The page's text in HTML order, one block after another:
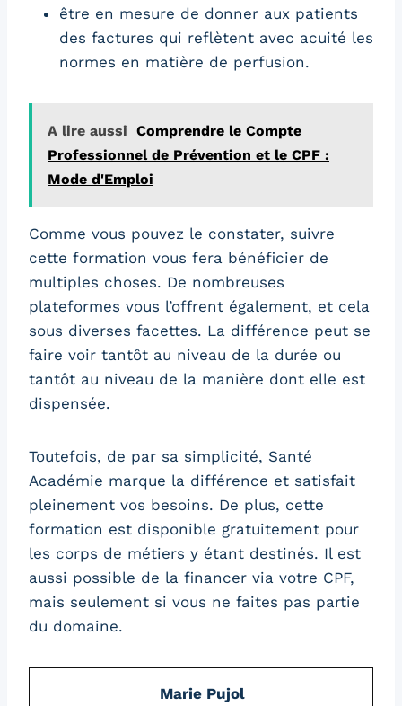
être en mesure de donner aux patients
des factures qui reflètent avec acuité les
normes en matière de perfusion.
A lire aussi Comprendre le Compte
Professionnel de Prévention et le CPF :
Mode d'Emploi
Comme vous pouvez le constater, suivre
cette formation vous fera bénéficier de
multiples choses. De nombreuses
plateformes vous l’offrent également, et cela
sous diverses facettes. La différence peut se
faire voir tantôt au niveau de la durée ou
tantôt au niveau de la manière dont elle est
dispensée.
Toutefois, de par sa simplicité, Santé
Académie marque la différence et satisfait
pleinement vos besoins. De plus, cette
formation est disponible gratuitement pour
les corps de métiers y étant destinés. Il est
aussi possible de la financer via votre CPF,
mais seulement si vous ne faites pas partie
du domaine.
Marie Pujol